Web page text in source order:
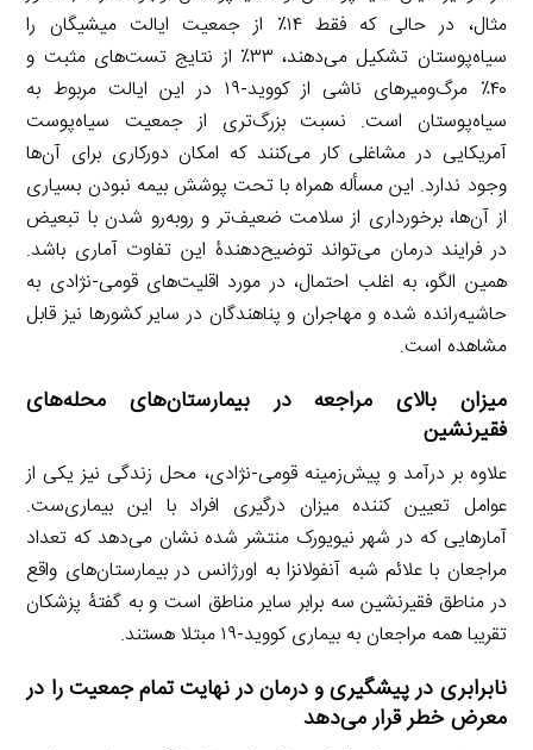
مثال، در حالی که فقط ۱۴٪ از جمعیت ایالت میشیگان را
سیاه‌پوستان تشکیل می‌دهند، ۳۳٪ از نتایج تست‌های مثبت و
۴۰٪ مرگ‌ومیرهای ناشی از کووید-۱۹ در این ایالت مربوط به
سیاه‌پوستان است. نسبت بزرگ‌تری از جمعیت سیاه‌پوست
آمریکایی در مشاغلی کار می‌کنند که امکان دورکاری برای آن‌ها
وجود ندارد. این مسأله همراه با تحت پوشش بیمه نبودن بسیاری
از آن‌ها، برخورداری از سلامت ضعیف‌تر و روبه‌رو شدن با تبعیض
در فرایند درمان می‌تواند توضیح‌دهندۀ این تفاوت آماری باشد.
همین الگو، به اغلب احتمال، در مورد اقلیت‌های قومی-نژادی به
حاشیه‌رانده شده و مهاجران و پناهندگان در سایر کشورها نیز قابل
مشاهده است.
میزان بالای مراجعه در بیمارستان‌های محله‌های
فقیرنشین
علاوه بر درآمد و پیش‌زمینه قومی-نژادی، محل زندگی نیز یکی از
عوامل تعیین کننده میزان درگیری افراد با این بیماری‌ست.
آمارهایی که در شهر نیویورک منتشر شده نشان می‌دهد که تعداد
مراجعان با علائم شبه آنفولانزا به اورژانس در بیمارستان‌های واقع
در مناطق فقیرنشین سه برابر سایر مناطق است و به گفتۀ پزشکان
تقریبا همه مراجعان به بیماری کووید-۱۹ مبتلا هستند.
نابرابری در پیشگیری و درمان در نهایت تمام جمعیت را در
معرض خطر قرار می‌دهد